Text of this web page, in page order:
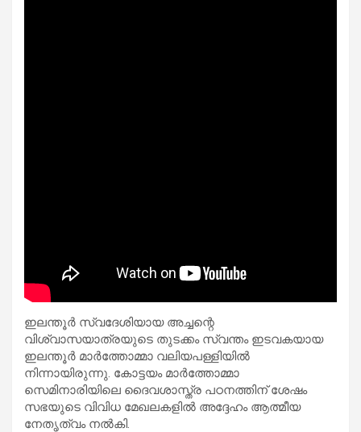
ഇലന്തൂർ സ്വദേശിയായ അച്ചന്റെ
വിശ്വാസയാത്രയുടെ തുടക്കം സ്വന്തം ഇടവകയായ
ഇലന്തൂർ മാർത്തോമ്മാ വലിയപള്ളിയിൽ
നിന്നായിരുന്നു. കോട്ടയം മാർത്തോമ്മാ
സെമിനാരിയിലെ ദൈവശാസ്ത്ര പഠനത്തിന് ശേഷം
സഭയുടെ വിവിധ മേഖലകളിൽ അദ്ദേഹം ആത്മീയ
നേതൃത്വം നൽകി.